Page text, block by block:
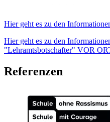
Hier geht es zu den
Hier geht es zu den
"Lehramtsbotschafter" VOR
Referenzen